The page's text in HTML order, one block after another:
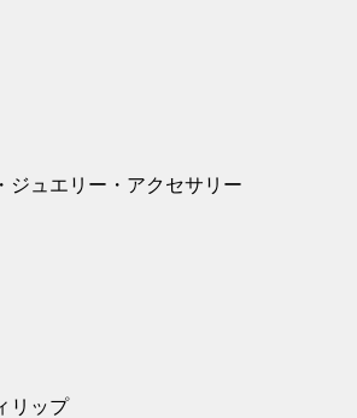
ジュエリー・アクセサリー
リップ